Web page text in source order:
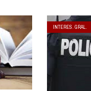
INTERES. GRAL.